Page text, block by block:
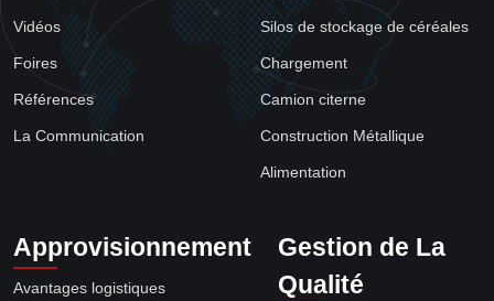
Vidéos
Foires
Références
La Communication
Silos de stockage de céréales
Chargement
Camion citerne
Construction Métallique
Alimentation
Approvisionnement
Avantages logistiques
Gestion de La
Qualité